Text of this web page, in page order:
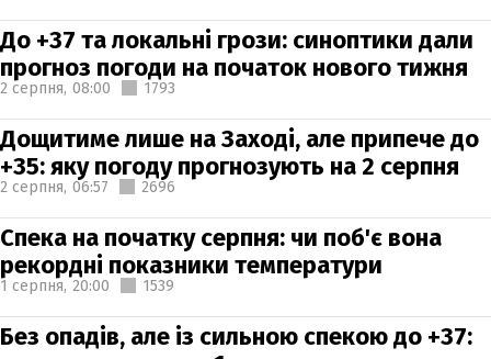
До +37 та локальні грози: синоптики дали
прогноз погоди на початок нового тижня
2 серпня, 08:00 1793
Дощитиме лише на Заході, але припече до
+35: яку погоду прогнозують на 2 серпня
2 серпня, 06:57 2696
Спека на початку серпня: чи поб'є вона
рекордні показники температури
1 серпня, 20:00 1539
Без опадів, але із сильною спекою до +37: